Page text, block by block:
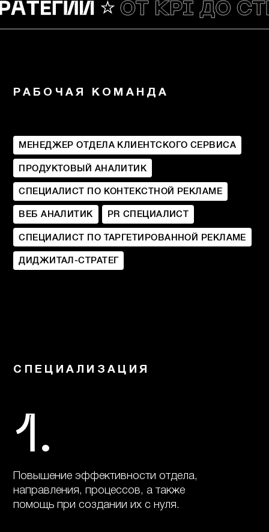
РАБОЧАЯ КОМАНДА
МЕНЕДЖЕР ОТДЕЛА КЛИЕНТСКОГО СЕРВИСА
ПРОДУКТОВЫЙ АНАЛИТИК
СПЕЦИАЛИСТ ПО КОНТЕКСТНОЙ РЕКЛАМЕ
ВЕБ АНАЛИТИК PR СПЕЦИАЛИСТ
СПЕЦИАЛИСТ ПО ТАРГЕТИРОВАННОЙ РЕКЛАМЕ
ДИДЖИТАЛ-СТРАТЕГ
СПЕЦИАЛИЗАЦИЯ
1.
Повышение эффективности отдела,
направления, процессов, а также
помощь при создании их с нуля.